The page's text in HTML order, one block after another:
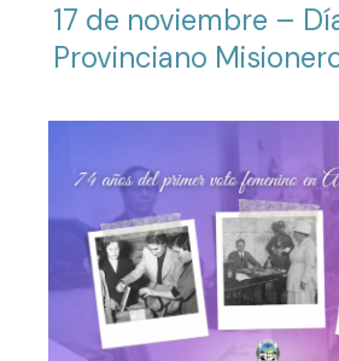
17 de noviembre –
Provinciano